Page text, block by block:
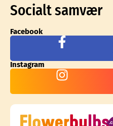
Socialt samvær
Facebook
Instagram